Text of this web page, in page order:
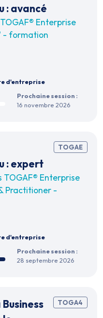
: avancé
Enterprise
- formation
d'entreprise
Prochaine session :
16 novembre 2026
TOGAE
: expert
Enterprise
Practitioner -
d'entreprise
Prochaine session :
28 septembre 2026
TOGA4